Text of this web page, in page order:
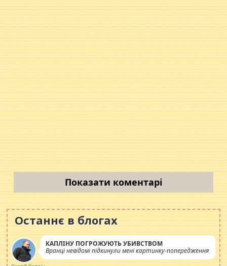
Показати коментарі
Останнє в блогах
КАПЛІНУ ПОГРОЖУЮТЬ УБИВСТВОМ
Вранці невідомі підкинули мені картинку-попередження